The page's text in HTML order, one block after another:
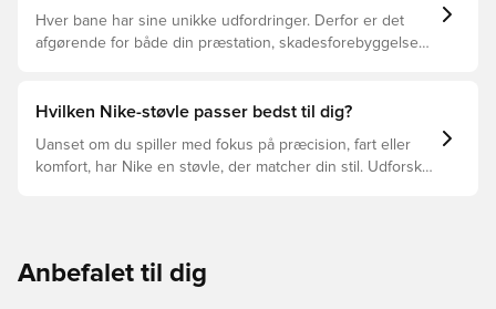
Hver bane har sine unikke udfordringer. Derfor er det
afgørende for både din præstation, skadesforebyggelse
støvler der er det bedste valg til de forskellige typer
Hvilken Nike-støvle passer bedst til dig?
Uanset om du spiller med fokus på præcision, fart eller
komfort, har Nike en støvle, der matcher din stil. Udforsk
Anbefalet til dig